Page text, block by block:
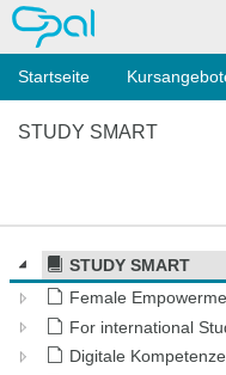
OPAL
Startseite
STUDY SMART
STUDY SMART
Female
For international
Digitale